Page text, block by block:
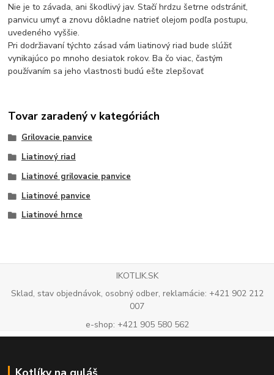
Nie je to závada, ani škodlivý jav. Stačí hrdzu šetrne odstrániť,
panvicu umyť a znovu dôkladne natrieť olejom podľa postupu,
uvedeného vyššie.
Pri dodržiavaní týchto zásad vám liatinový riad bude slúžiť
vynikajúco po mnoho desiatok rokov. Ba čo viac, častým
používaním sa jeho vlastnosti budú ešte zlepšovať
Tovar zaradený v kategóriách
Grilovacie panvice
Liatinový riad
Liatinové grilovacie panvice
Liatinové panvice
Liatinové hrnce
IKOTLIK.SK
Sklad, stav objednávok, osobný odber, reklamácie: +421 902 212
007
e-shop: +421 905 580 562